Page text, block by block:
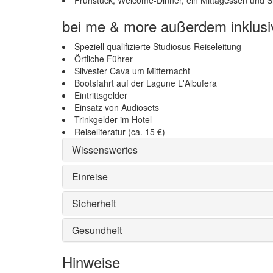
bei me & more außerdem
Speziell qualifizierte Studiosus-Reiseleitung
Örtliche Führer
Silvester Cava um Mitternacht
Bootsfahrt auf der Lagune L'Albufera
Eintrittsgelder
Einsatz von Audiosets
Trinkgelder im Hotel
Reiseliteratur (ca. 15 €)
Wissenswertes
Einreise
Sicherheit
Gesundheit
Hinweise